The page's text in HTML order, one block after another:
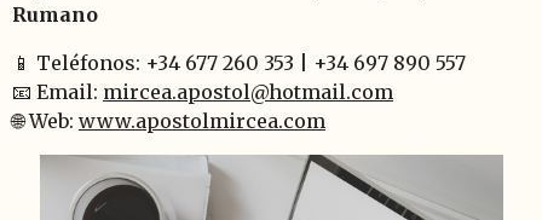
Rumano
📱 Teléfonos: +34 677 260 353 | +34 697 890 557
📧 Email: mircea.apostol@hotmail.com
🌐 Web: www.apostolmircea.com